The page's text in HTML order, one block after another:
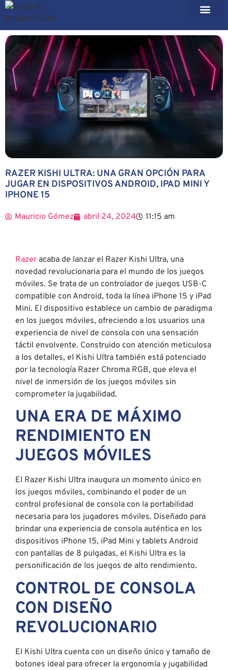
RAZER KISHI ULTRA: UNA GRAN OPCIÓN PARA
JUGAR EN DISPOSITIVOS ANDROID, IPAD MINI Y
IPHONE 15
Mauricio Gómez abril 24, 2024 11:15 am
Razer acaba de lanzar el Razer Kishi Ultra, una
novedad revolucionaria para el mundo de los juegos
móviles. Se trata de un controlador de juegos USB-C
compatible con Android, toda la línea iPhone 15 y iPad
Mini. El dispositivo establece un cambio de paradigma
en los juegos móviles, ofreciendo a los usuarios una
experiencia de nivel de consola con una sensación
táctil envolvente. Construido con atención meticulosa
a los detalles, el Kishi Ultra también está potenciado
por la tecnología Razer Chroma RGB, que eleva el
nivel de inmersión de los juegos móviles sin
comprometer la jugabilidad.
UNA ERA DE MÁXIMO
RENDIMIENTO EN
JUEGOS MÓVILES
El Razer Kishi Ultra inaugura un momento único en
los juegos móviles, combinando el poder de un
control profesional de consola con la portabilidad
necesaria para los jugadores móviles. Diseñado para
brindar una experiencia de consola auténtica en los
dispositivos iPhone 15, iPad Mini y tablets Android
con pantallas de 8 pulgadas, el Kishi Ultra es la
personificación de los juegos de alto rendimiento.
CONTROL DE CONSOLA
CON DISEÑO
REVOLUCIONARIO
El Kishi Ultra cuenta con un diseño único y tamaño de
botones ideal para ofrecer la ergonomía y jugabilidad